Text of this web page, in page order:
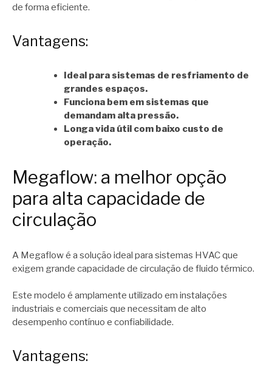
de forma eficiente.
Vantagens:
Ideal para sistemas de resfriamento de
grandes espaços.
Funciona bem em sistemas que
demandam alta pressão.
Longa vida útil com baixo custo de
operação.
Megaflow: a melhor opção
para alta capacidade de
circulação
A Megaflow é a solução ideal para sistemas HVAC que
exigem grande capacidade de circulação de fluido térmico.
Este modelo é amplamente utilizado em instalações
industriais e comerciais que necessitam de alto
desempenho contínuo e confiabilidade.
Vantagens: